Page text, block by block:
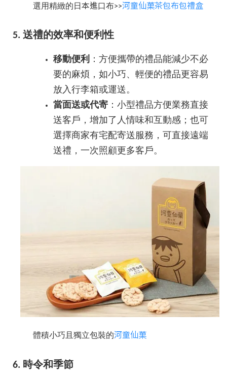
選用精緻的日 本進 口布>>河童仙菓茶包布包禮盒
5. 送禮的效率和便利性
移動便利
：方便攜帶的禮品能減少不必
要的麻煩，如小巧、輕便的禮品更容易
放入行李箱或運送。
當面送或代寄 ：小型禮品方便業務直接
送客戶，增加了人情味和互動感；也可
選擇商家有宅配寄送服務，可直接遠端
送禮，一次照顧更多客戶。
體積小巧且獨立包裝的河童仙菓
6. 時令和季節